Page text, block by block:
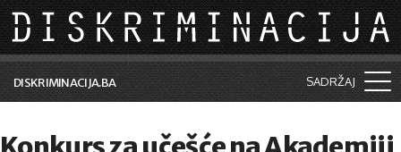
Skip to main content
DISKRIMINACIJA.BA SADRŽAJ